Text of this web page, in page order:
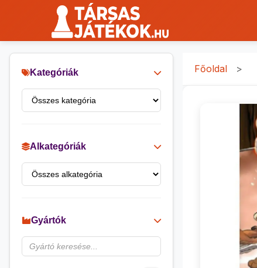
Kategóriák
Alkategóriák
Gyártók
Főoldal >